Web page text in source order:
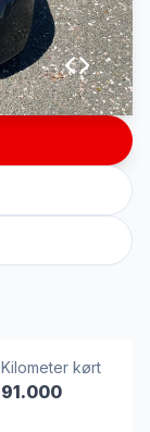
Kilometer kørt
91.000